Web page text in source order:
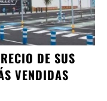
DE SUS
VENDIDAS